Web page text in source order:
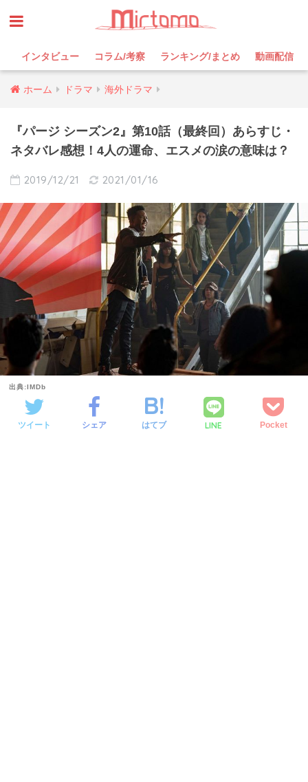
インタビュー コラム/考察 ランキング/まとめ 動画配信
ホーム ドラマ 海外ドラマ
『パージ シーズン2』第10話（最終回）あらすじ・
ネタバレ感想！4人の運命、エスメの涙の意味は？
2019/12/21 2021/01/16
出典:IMDb
ツイート シェア はてブ LINE Pocket